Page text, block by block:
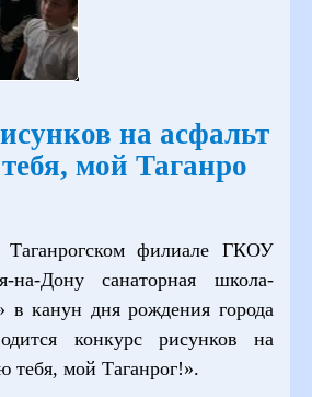
на асфальт
мой Таганро
филиале ГКОУ
на-Дону санаторная школа-
канун дня рождения города
конкурс рисунков на
тебя, мой Таганрог!».